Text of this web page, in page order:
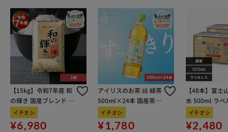
【15kg】令和7年産 和
の輝き 国産ブレンド 5
kg×3袋
イチオシ
¥6,980
アイリスのお茶 綠 緑茶
500ml×24本 国産茶葉
100％使用
イチオシ
¥1,780
【48本】富士
水 500ml ラベ
イチオシ
¥2,480